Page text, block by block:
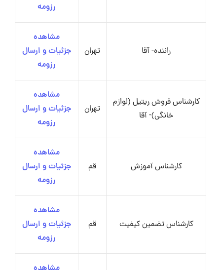
رزومه
راننده- آقا تهران
مشاهده
جزئیات و ارسال
رزومه
کارشناس فروش ریتیل (لوازم
خانگی)- آقا
تهران
مشاهده
جزئیات و ارسال
رزومه
کارشناس آموزش قم
مشاهده
جزئیات و ارسال
رزومه
کارشناس تضمین کیفیت قم
مشاهده
جزئیات و ارسال
رزومه